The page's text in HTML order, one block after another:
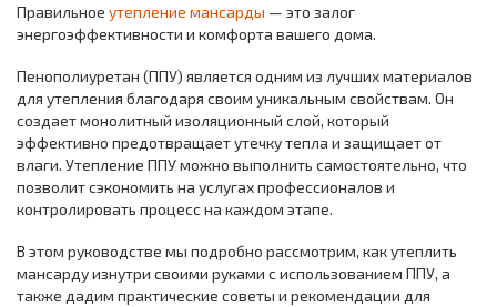
Правильное утепление мансарды — это залог
энергоэффективности и комфорта вашего дома.
Пенополиуретан (ППУ) является одним из лучших материалов
для утепления благодаря своим уникальным свойствам. Он
создает монолитный изоляционный слой, который
эффективно предотвращает утечку тепла и защищает от
влаги. Утепление ППУ можно выполнить самостоятельно, что
позволит сэкономить на услугах профессионалов и
контролировать процесс на каждом этапе.
В этом руководстве мы подробно рассмотрим, как утеплить
мансарду изнутри своими руками с использованием ППУ, а
также дадим практические советы и рекомендации для